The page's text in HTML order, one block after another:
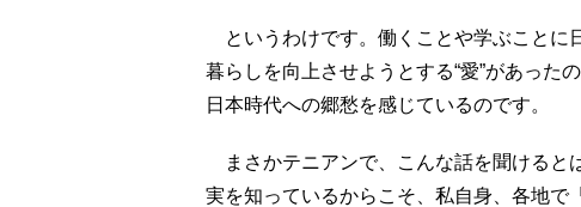
というわけです。働くことや学ぶこと
暮らしを向上させようとする“愛”があった
日本時代への郷愁を感じているのです。
まさかテニアンで、こんな話を聞けると
実を知っているからこそ、私自身、各地で